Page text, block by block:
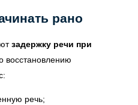
рано
задержку речи при
восстановлению
речь;